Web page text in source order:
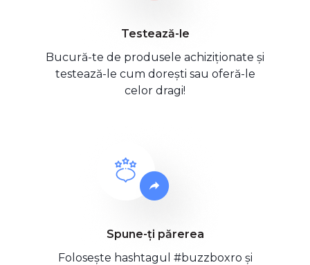
Testează-le
Bucură-te de produsele achiziționate și
testează-le cum dorești sau oferă-le
celor dragi!
Spune-ți părerea
Folosește hashtagul #buzzboxro și